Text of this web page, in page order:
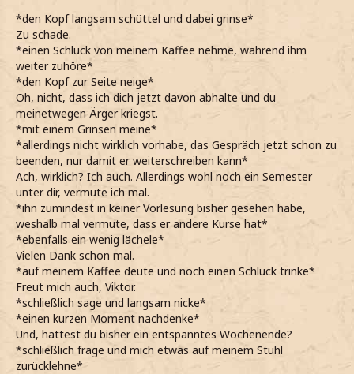
*den Kopf langsam schüttel und dabei grinse*
Zu schade.
*einen Schluck von meinem Kaffee nehme, während ihm
weiter zuhöre*
*den Kopf zur Seite neige*
Oh, nicht, dass ich dich jetzt davon abhalte und du
meinetwegen Ärger kriegst.
*mit einem Grinsen meine*
*allerdings nicht wirklich vorhabe, das Gespräch jetzt schon zu
beenden, nur damit er weiterschreiben kann*
Ach, wirklich? Ich auch. Allerdings wohl noch ein Semester
unter dir, vermute ich mal.
*ihn zumindest in keiner Vorlesung bisher gesehen habe,
weshalb mal vermute, dass er andere Kurse hat*
*ebenfalls ein wenig lächele*
Vielen Dank schon mal.
*auf meinem Kaffee deute und noch einen Schluck trinke*
Freut mich auch, Viktor.
*schließlich sage und langsam nicke*
*einen kurzen Moment nachdenke*
Und, hattest du bisher ein entspanntes Wochenende?
*schließlich frage und mich etwas auf meinem Stuhl
zurücklehne*